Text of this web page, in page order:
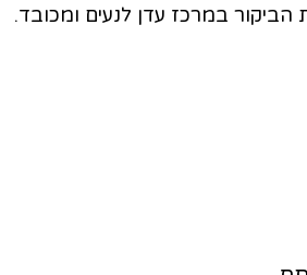
הביקור במרכז עדן לנעים ומכובד.